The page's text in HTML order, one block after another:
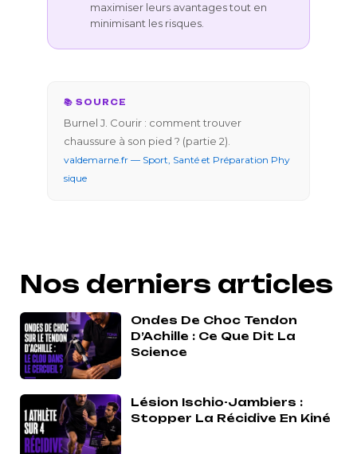
maximiser leurs avantages tout en
minimisant les risques.
📚 SOURCE
Burnel J. Courir : comment trouver
chaussure à son pied ? (partie 2).
valdemarne.fr — Sport, Santé et Préparation Phy
sique
Nos derniers articles
Ondes De Choc Tendon
D’Achille : Ce Que Dit La
Science
Lésion Ischio-Jambiers :
Stopper La Récidive En Kiné